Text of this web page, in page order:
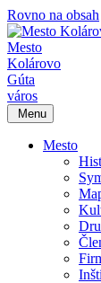
Rovno na obsah
Mesto
Kolárovo
Gúta
város
Menu
Mesto